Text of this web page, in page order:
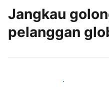
Jangkau
pelanggan
Tarik tetamu baru hari ini